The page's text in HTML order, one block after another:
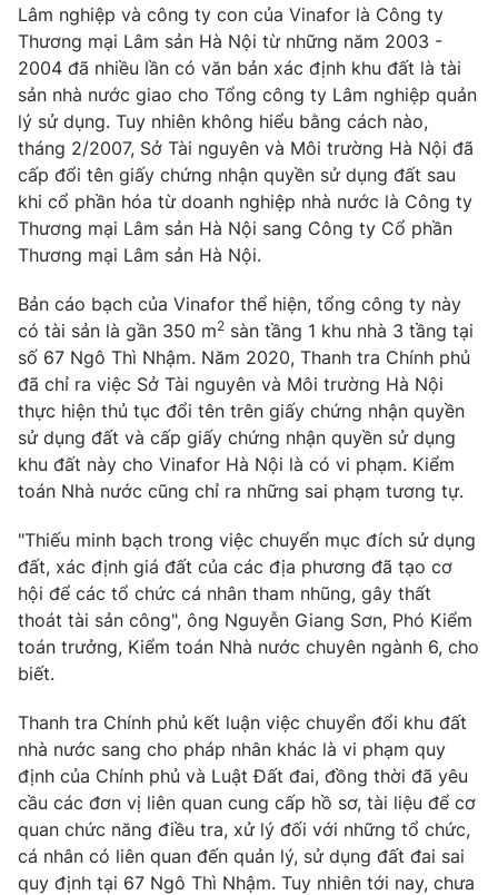
Lâm nghiệp và công ty con của Vinafor là Công ty
Thương mại Lâm sản Hà Nội từ những năm 2003 -
2004 đã nhiều lần có văn bản xác định khu đất là tài
sản nhà nước giao cho Tổng công ty Lâm nghiệp quản
lý sử dụng. Tuy nhiên không hiểu bằng cách nào,
tháng 2/2007, Sở Tài nguyên và Môi trường Hà Nội đã
cấp đổi tên giấy chứng nhận quyền sử dụng đất sau
khi cổ phần hóa từ doanh nghiệp nhà nước là Công ty
Thương mại Lâm sản Hà Nội sang Công ty Cổ phần
Thương mại Lâm sản Hà Nội.
Bản cáo bạch của Vinafor thể hiện, tổng công ty này
có tài sản là gần 350 m2 sàn tầng 1 khu nhà 3 tầng tại
số 67 Ngô Thì Nhậm. Năm 2020, Thanh tra Chính phủ
đã chỉ ra việc Sở Tài nguyên và Môi trường Hà Nội
thực hiện thủ tục đổi tên trên giấy chứng nhận quyền
sử dụng đất và cấp giấy chứng nhận quyền sử dụng
khu đất này cho Vinafor Hà Nội là có vi phạm. Kiểm
toán Nhà nước cũng chỉ ra những sai phạm tương tự.
"Thiếu minh bạch trong việc chuyển mục đích sử dụng
đất, xác định giá đất của các địa phương đã tạo cơ
hội để các tổ chức cá nhân tham nhũng, gây thất
thoát tài sản công", ông Nguyễn Giang Sơn, Phó Kiểm
toán trưởng, Kiểm toán Nhà nước chuyên ngành 6, cho
biết.
Thanh tra Chính phủ kết luận việc chuyển đổi khu đất
nhà nước sang cho pháp nhân khác là vi phạm quy
định của Chính phủ và Luật Đất đai, đồng thời đã yêu
cầu các đơn vị liên quan cung cấp hồ sơ, tài liệu để cơ
quan chức năng điều tra, xử lý đối với những tổ chức,
cá nhân có liên quan đến quản lý, sử dụng đất đai sai
quy định tại 67 Ngô Thì Nhậm. Tuy nhiên tới nay, chưa